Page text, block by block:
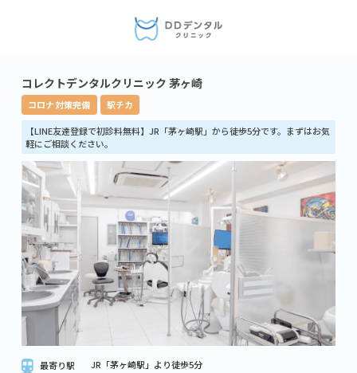
コレクトデンタルクリニック 茅ヶ崎
コロナ対策完備 駅チカ
【LINE友達登録で初診料無料】JR「茅ヶ崎駅」から徒歩5分です。まずはお気
軽にご相談ください。
最寄り駅 JR「茅ヶ崎駅」より徒歩5分